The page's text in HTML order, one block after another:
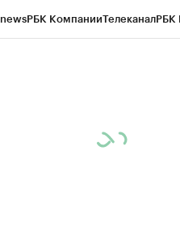
РБК КомпанииТелеканалРБК